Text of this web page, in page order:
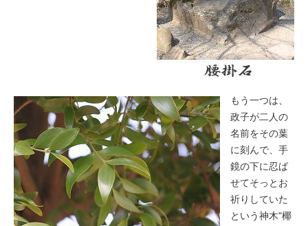
もう一つは、
政子が二人の
名前をその葉
に刻んで、手
鏡の下に忍ば
せてそっとお
祈りしていた
という神木"椰